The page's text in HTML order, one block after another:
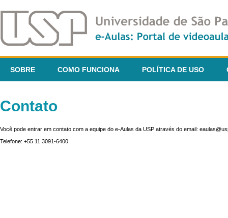
SOBRE COMO FUNCIONA POLÍTICA DE USO
Contato
Você pode entrar em contato com a equipe do e-Aulas da USP através do email:
Telefone: +55 11 3091-6400.